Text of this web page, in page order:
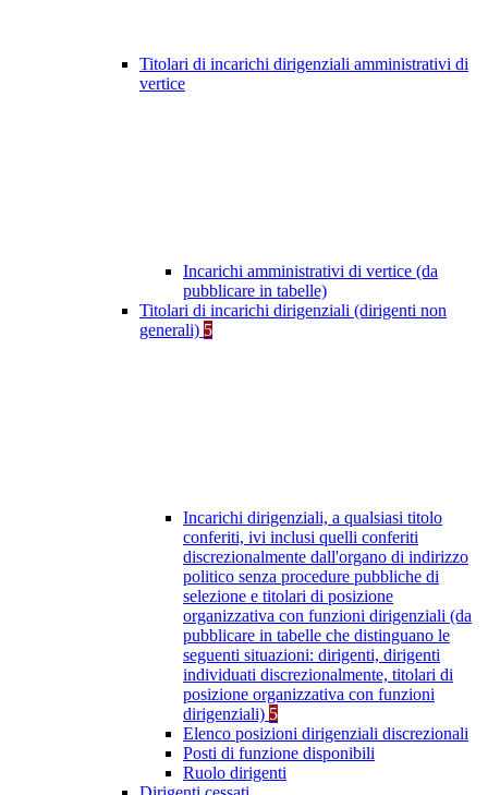
Titolari di incarichi dirigenziali amministrativi di
vertice
Incarichi amministrativi di vertice (da
pubblicare in tabelle)
Titolari di incarichi dirigenziali (dirigenti non
generali) 5
Incarichi dirigenziali, a qualsiasi titolo
conferiti, ivi inclusi quelli conferiti
discrezionalmente dall'organo di indirizzo
politico senza procedure pubbliche di
selezione e titolari di posizione
organizzativa con funzioni dirigenziali (da
pubblicare in tabelle che distinguano le
seguenti situazioni: dirigenti, dirigenti
individuati discrezionalmente, titolari di
posizione organizzativa con funzioni
dirigenziali) 5
Elenco posizioni dirigenziali discrezionali
Posti di funzione disponibili
Ruolo dirigenti